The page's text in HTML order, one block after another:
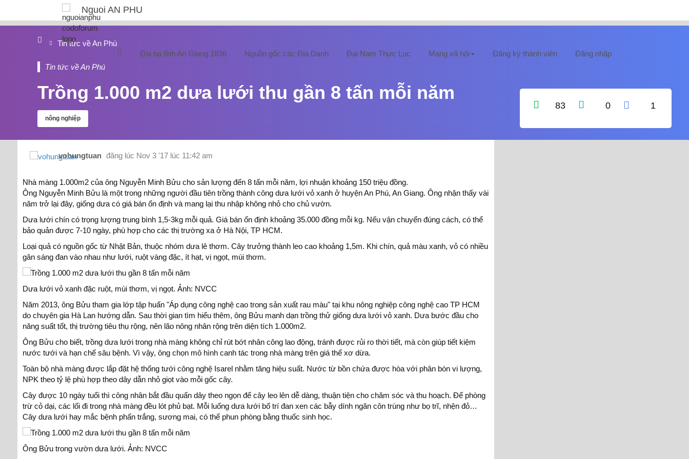
Nguoi AN PHU
Địa bạ tỉnh An Giang 1836 Nguồn gốc các Địa Danh Đại Nam Thực Lục Mạng xã hội Đăng ký thành viên Đăng nhập
Tin tức về An Phú
Tin tức về An Phú
Trồng 1.000 m2 dưa lưới thu gần 8 tấn mỗi năm
nông nghiệp
vohungtuan đăng lúc Nov 3 '17 lúc 11:42 am
Nhà màng 1.000m2 của ông Nguyễn Minh Bửu cho sản lượng đến 8 tấn mỗi năm, lợi nhuận khoảng 150 triệu đồng.
Ông Nguyễn Minh Bửu là một trong những người đầu tiên trồng thành công dưa lưới vỏ xanh ở huyện An Phú, An Giang. Ông nhận thấy vài
năm trở lại đây, giống dưa có giá bán ổn định và mang lại thu nhập không nhỏ cho chủ vườn.
Dưa lưới chín có trọng lượng trung bình 1,5-3kg mỗi quả. Giá bán ổn định khoảng 35.000 đồng mỗi kg. Nếu vận chuyển đúng cách, có thể
bảo quản được 7-10 ngày, phù hợp cho các thị trường xa ở Hà Nội, TP HCM.
Loại quả có nguồn gốc từ Nhật Bản, thuộc nhóm dưa lê thơm. Cây trưởng thành leo cao khoảng 1,5m. Khi chín, quả màu xanh, vỏ có nhiều
gân sáng đan vào nhau như lưới, ruột vàng đặc, ít hạt, vị ngọt, mùi thơm.
Dưa lưới vỏ xanh đặc ruột, mùi thơm, vị ngọt. Ảnh: NVCC
Năm 2013, ông Bửu tham gia lớp tập huấn "Áp dụng công nghệ cao trong sản xuất rau màu" tại khu nông nghiệp công nghệ cao TP HCM
do chuyên gia Hà Lan hướng dẫn. Sau thời gian tìm hiểu thêm, ông Bửu mạnh dạn trồng thử giống dưa lưới vỏ xanh. Dưa bước đầu cho
năng suất tốt, thị trường tiêu thụ rộng, nên lão nông nhân rộng trên diện tích 1.000m2.
Ông Bửu cho biết, trồng dưa lưới trong nhà màng không chỉ rút bớt nhân công lao động, tránh được rủi ro thời tiết, mà còn giúp tiết kiệm
nước tưới và hạn chế sâu bệnh. Vì vậy, ông chọn mô hình canh tác trong nhà màng trên giá thể xơ dừa.
Toàn bộ nhà màng được lắp đặt hệ thống tưới công nghệ Isarel nhằm tăng hiệu suất. Nước từ bồn chứa được hòa với phân bón vi lượng,
NPK theo tỷ lệ phù hợp theo dây dẫn nhỏ giọt vào mỗi gốc cây.
Cây được 10 ngày tuổi thì công nhân bắt đầu quấn dây theo ngọn để cây leo lên dễ dàng, thuận tiện cho chăm sóc và thu hoạch. Để phòng
trừ cỏ dại, các lối đi trong nhà màng đều lót phủ bạt. Mỗi luống dưa lưới bố trí đan xen các bẫy dính ngăn côn trùng như bọ trĩ, nhện đỏ…
Cây dưa lưới hay mắc bệnh phấn trắng, sương mai, có thể phun phòng bằng thuốc sinh học.
Ông Bửu trong vườn dưa lưới. Ảnh: NVCC
83 0 1